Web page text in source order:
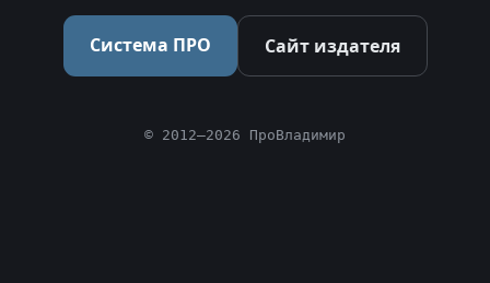
Система ПРО Сайт издателя
© 2012–2026 ПроВладимир